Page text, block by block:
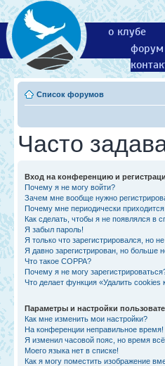
о клубе
форум
Список форумов
Часто
Вход на конференцию и
Почему я не могу войти?
Зачем мне вообще нужно
Почему мне периодически
Как сделать, чтобы я не появлялся в
Я забыл пароль!
Я только что зарегистрировался, но
Я давно зарегистрирован, но больше
Что такое COPPA?
Почему я не могу
Что делает функция «Удалить cookies
Параметры и настройки
Как мне изменить мои настройки?
На конференции неправильное время!
Я изменил часовой пояс, но время
Моего языка нет в списке!
Как я могу поместить изображение